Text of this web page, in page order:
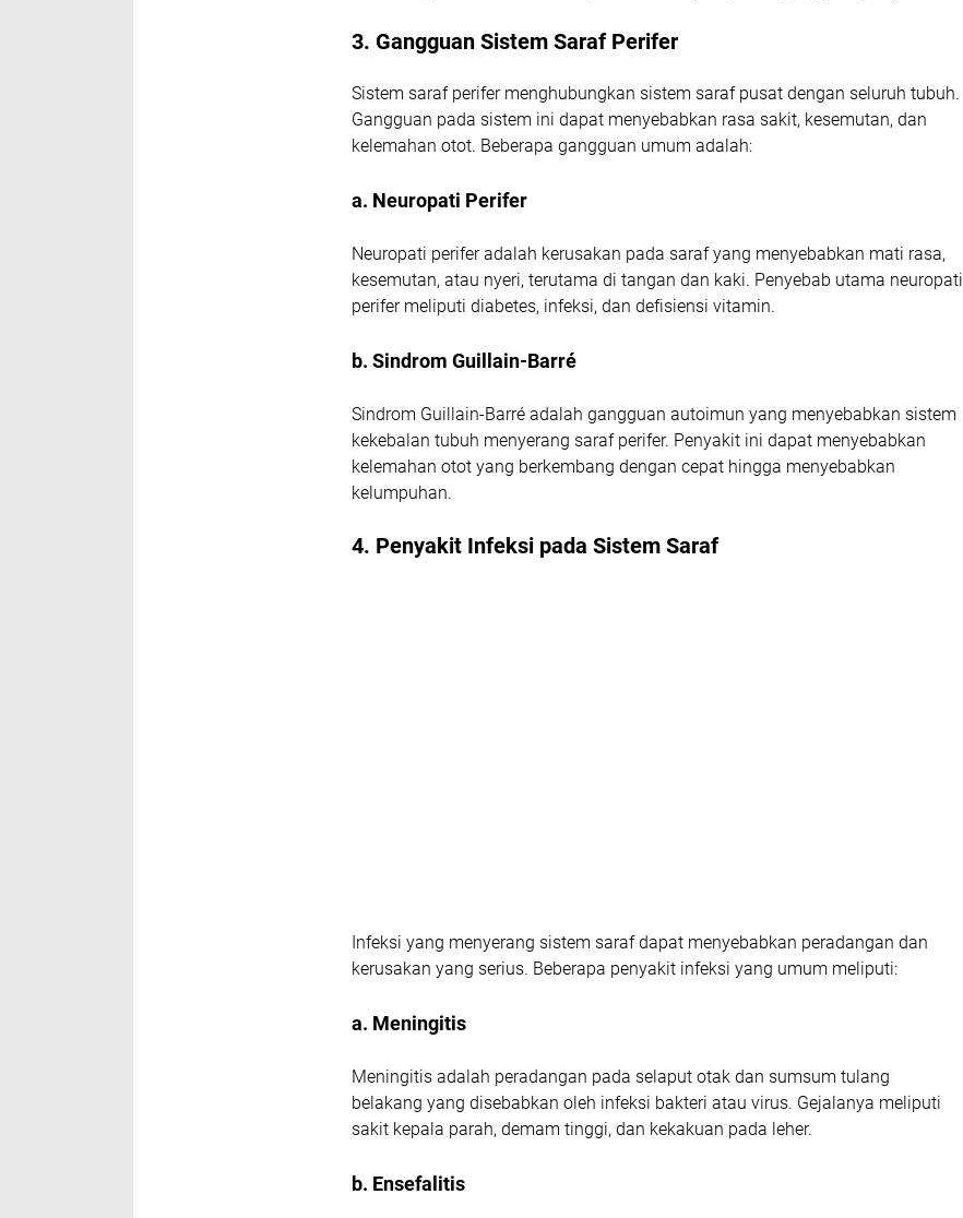
3. Gangguan Sistem Saraf Perifer
Sistem saraf perifer menghubungkan sistem saraf pusat dengan seluruh tubuh.
Gangguan pada sistem ini dapat menyebabkan rasa sakit, kesemutan, dan
kelemahan otot. Beberapa gangguan umum adalah:
a. Neuropati Perifer
Neuropati perifer adalah kerusakan pada saraf yang menyebabkan mati rasa,
kesemutan, atau nyeri, terutama di tangan dan kaki. Penyebab utama neuropati
perifer meliputi diabetes, infeksi, dan defisiensi vitamin.
b. Sindrom Guillain-Barré
Sindrom Guillain-Barré adalah gangguan autoimun yang menyebabkan sistem
kekebalan tubuh menyerang saraf perifer. Penyakit ini dapat menyebabkan
kelemahan otot yang berkembang dengan cepat hingga menyebabkan
kelumpuhan.
4. Penyakit Infeksi pada Sistem Saraf
Infeksi yang menyerang sistem saraf dapat menyebabkan peradangan dan
kerusakan yang serius. Beberapa penyakit infeksi yang umum meliputi:
a. Meningitis
Meningitis adalah peradangan pada selaput otak dan sumsum tulang
belakang yang disebabkan oleh infeksi bakteri atau virus. Gejalanya meliputi
sakit kepala parah, demam tinggi, dan kekakuan pada leher.
b. Ensefalitis